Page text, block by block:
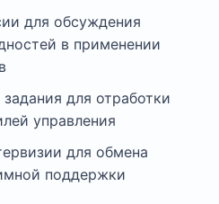
для обсуждения
в применении
для отработки
управления
для обмена
поддержки